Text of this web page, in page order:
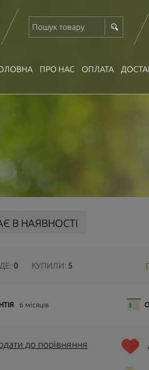
ПРО НАС ОПЛАТА
В НАЯВНОСТІ
0 КУПИЛИ: 5
6 місяців
до порівняння